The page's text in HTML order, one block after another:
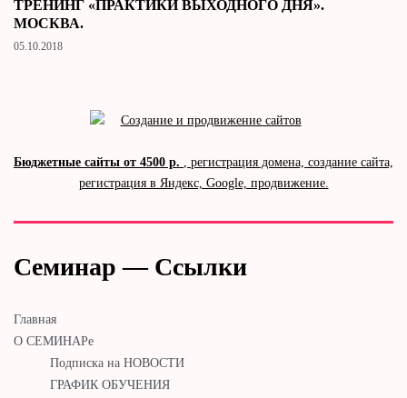
ТРЕНИНГ «ПРАКТИКИ ВЫХОДНОГО ДНЯ».
МОСКВА.
05.10.2018
Бюджетные сайты от 4500 р.
, регистрация домена, создание сайта,
регистрация в Яндекс, Google, продвижение.
Семинар — Ссылки
Главная
О СЕМИНАРе
Подписка на НОВОСТИ
ГРАФИК ОБУЧЕНИЯ